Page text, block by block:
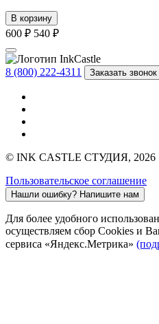
В корзину
600 ₽ 540 ₽
8 (800) 222-4311 Заказать звонок
© INK CASTLE СТУДИЯ, 2026
Пользовательское соглашение
Нашли ошибку? Напишите нам
Для более удобного
осуществляем сбор Cookies и
сервиса «Яндекс.Метрика»